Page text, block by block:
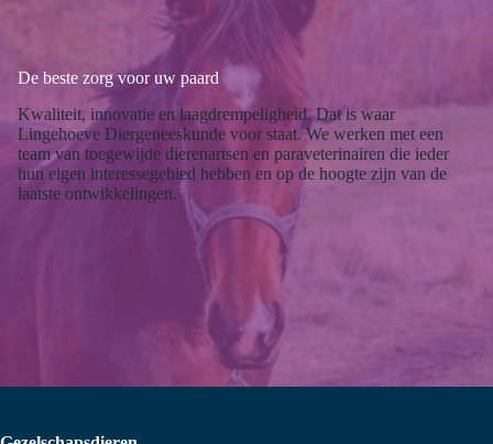
De beste zorg voor uw paard
Kwaliteit, innovatie en laagdrempeligheid. Dat is waar
Lingehoeve Diergeneeskunde voor staat. We werken met een
team van toegewijde dierenartsen en paraveterinairen die ieder
hun eigen interessegebied hebben en op de hoogte zijn van de
laatste ontwikkelingen.